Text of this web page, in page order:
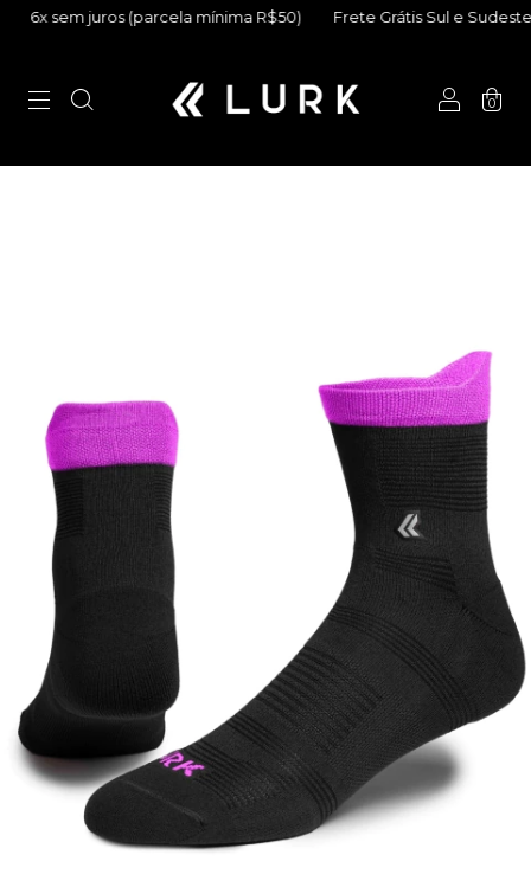
sem juros (parcela mínima R$50) Frete Grátis Sul e Sudeste
0